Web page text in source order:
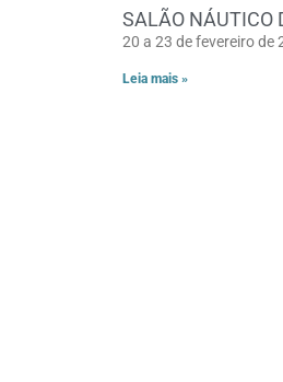
SALÃO NÁUTICO
20 a 23 de fevereiro de
Leia mais »